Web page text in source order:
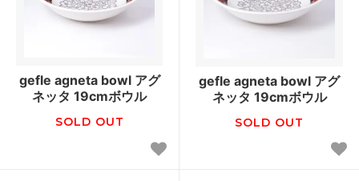
gefle agneta bowl アグ
ネッタ 19cmボウル
SOLD OUT
gefle agneta bowl アグ
ネッタ 19cmボウル
SOLD OUT